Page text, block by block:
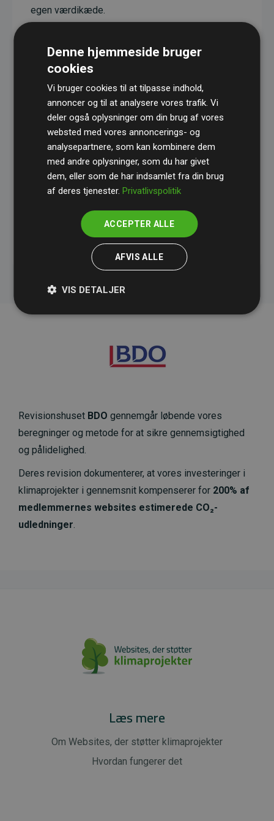
egen værdikæde.
reducerende effekt, som i gennemsnit svarer til
dobbelt så meget CO₂ som den estimerede
Alle projekter er verificeret gennem Gold
Standard– en international ordning, der sikrer høj
kvalitet og gennemsigtighed i klimainvesteringer.
Du kan læse mere om de konkrete projekter
initiativet Websites, der støtter klimaprojekter
Revisionshuset BDO gennemgår løbende vores
beregninger og metode for at sikre gennemsigtighed
og pålidelighed.
Deres revision dokumenterer, at vores investeringer i
klimaprojekter i gennemsnit kompenserer for 200% af
medlemmernes websites estimerede CO₂-
udledninger.
Læs mere
Om Websites, der støtter klimaprojekter
Hvordan fungerer det
Denne hjemmeside bruger
cookies
Vi bruger cookies til at tilpasse indhold,
annoncer og til at analysere vores trafik. Vi
deler også oplysninger om din brug af vores
websted med vores annoncerings- og
analysepartnere, som kan kombinere dem
med andre oplysninger, som du har givet
dem, eller som de har indsamlet fra din brug
af deres tjenester.Privatlivspolitik
ACCEPTER ALLE
AFVIS ALLE
VIS DETALJER